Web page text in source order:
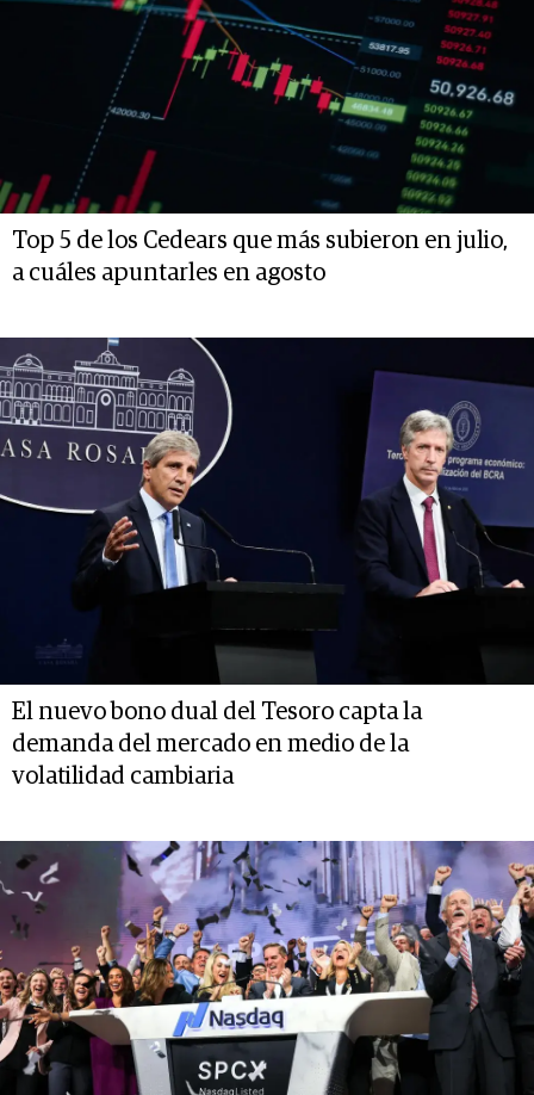
Top 5 de los Cedears que más subieron en julio,
a cuáles apuntarles en agosto
El nuevo bono dual del Tesoro capta la
demanda del mercado en medio de la
volatilidad cambiaria